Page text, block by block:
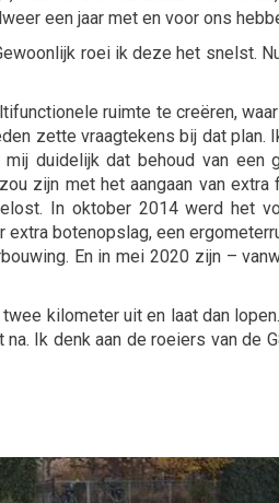
een jaar met en voor ons
roei ik deze het snelst.
ruimte te creëren,
zette vraagtekens bij dat plan.
duidelijk dat behoud van
zijn met het aangaan van
In oktober 2014 werd het
botenopslag, een
En in mei 2020 zijn –
kilometer uit en laat dan
Ik denk aan de roeiers van